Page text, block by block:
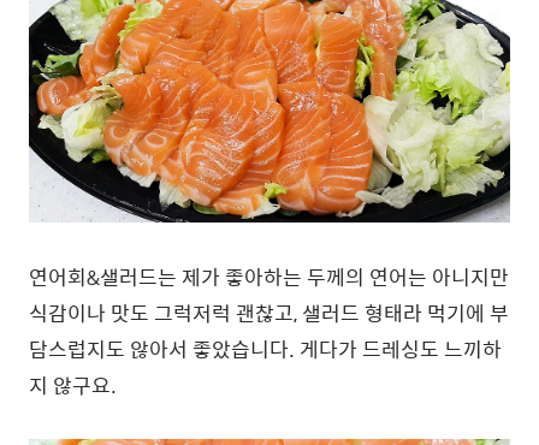
연어회&샐러드는 제가 좋아하는 두께의 연어는 아니지만
식감이나 맛도 그럭저럭 괜찮고, 샐러드 형태라 먹기에 부
담스럽지도 않아서 좋았습니다. 게다가 드레싱도 느끼하
지 않구요.